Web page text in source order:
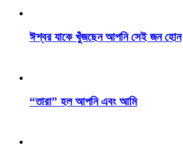
ঈশ্বর যাকে খুঁজছেন আপনি সেই জন হোন
“তারা” হল আপনি এবং আমি